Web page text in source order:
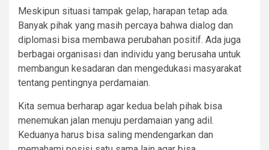
Meskipun situasi tampak gelap, harapan tetap ada.
Banyak pihak yang masih percaya bahwa dialog dan
diplomasi bisa membawa perubahan positif. Ada juga
berbagai organisasi dan individu yang berusaha untuk
membangun kesadaran dan mengedukasi masyarakat
tentang pentingnya perdamaian.
Kita semua berharap agar kedua belah pihak bisa
menemukan jalan menuju perdamaian yang adil.
Keduanya harus bisa saling mendengarkan dan